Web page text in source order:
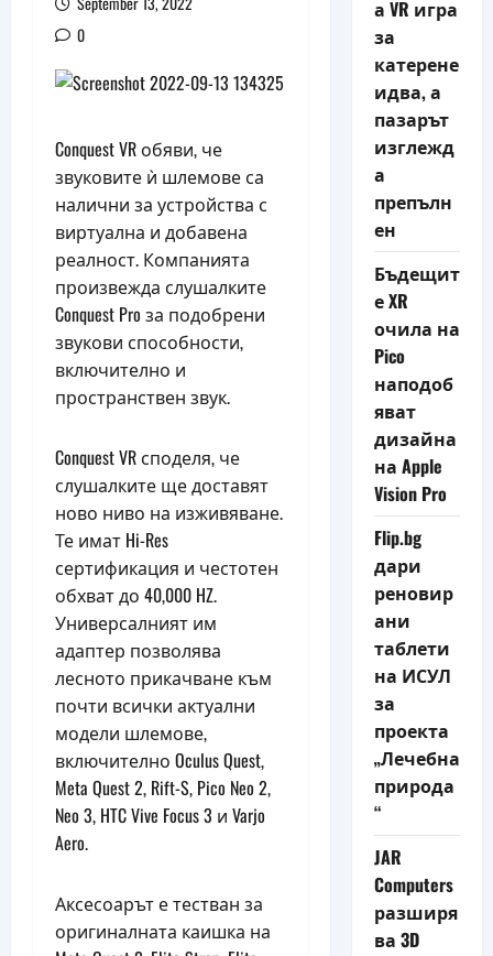
0
Conquest VR обяви, че
звуковите ѝ шлемове са
налични за устройства с
виртуална и добавена
реалност. Компанията
произвежда слушалките
Conquest Pro за подобрени
звукови способности,
включително и
пространствен звук.
Conquest VR споделя, че
слушалките ще доставят
ново ниво на изживяване.
Те имат Hi-Res
сертификация и честотен
обхват до 40,000 HZ.
Универсалният им
адаптер позволява
лесното прикачване към
почти всички актуални
модели шлемове,
включително Oculus Quest,
Meta Quest 2, Rift-S, Pico Neo 2,
Neo 3, HTC Vive Focus 3 и Varjo
Aero.
Аксесоарът е тестван за
оригиналната каишка на
а VR игра
за
катерене
идва, а
пазарът
изглежд
а
препълн
ен
Бъдещит
е XR
очила на
Pico
наподоб
яват
дизайна
на Apple
Vision Pro
Flip.bg
дари
реновир
ани
таблети
на ИСУЛ
за
проекта
„Лечебна
природа
“
JAR
Computers
разширя
ва 3D